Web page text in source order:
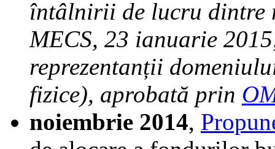
întâlnirii de lucru dintre
MECS, 23 ianuarie
reprezentanții
fizice), aprobată prin
noiembrie 2014,